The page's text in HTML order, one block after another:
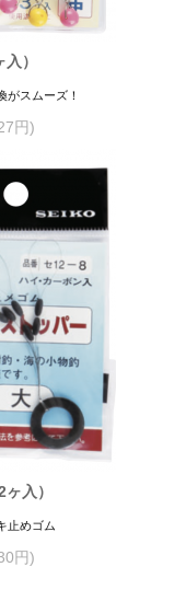
）
がスムーズ！
円)
入）
止めゴム
円)